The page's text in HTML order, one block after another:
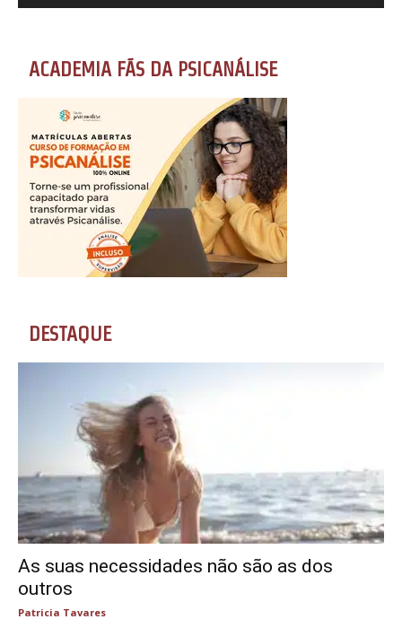
ACADEMIA FÃS DA PSICANÁLISE
DESTAQUE
As suas necessidades não são as dos
outros
Patricia Tavares